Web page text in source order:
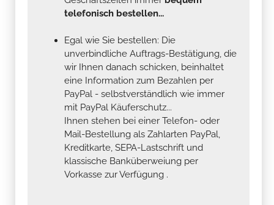
telefonisch bestellen...
Egal wie Sie bestellen: Die
unverbindliche Auftrags-Bestätigung, die
wir Ihnen danach schicken, beinhaltet
eine Information zum Bezahlen per
PayPal - selbstverständlich wie immer
mit PayPal Käuferschutz...
Ihnen stehen bei einer Telefon- oder
Mail-Bestellung als Zahlarten PayPal,
Kreditkarte, SEPA-Lastschrift und
klassische Banküberweiung per
Vorkasse zur Verfügung .